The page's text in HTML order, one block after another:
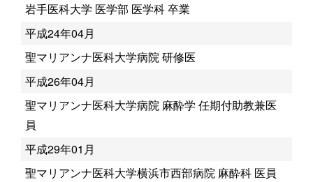
岩手医科大学 医学部 医学科 卒業
平成24年04月
聖マリアンナ医科大学病院 研修医
平成26年04月
聖マリアンナ医科大学病院 麻酔学 任期付助教兼医
員
平成29年01月
聖マリアンナ医科大学横浜市西部病院 麻酔科 医員